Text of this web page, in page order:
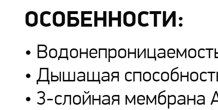
ОСОБЕННОСТИ:
•
• Дышащая
• 3-слойная мембрана